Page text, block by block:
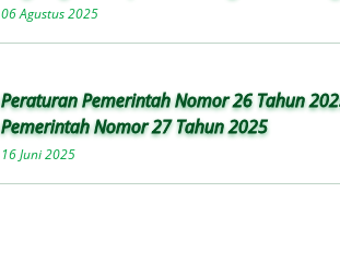
06 Agustus 2025
Peraturan Pemerintah Nomor 26 Tahun
Pemerintah Nomor 27 Tahun 2025
16 Juni 2025